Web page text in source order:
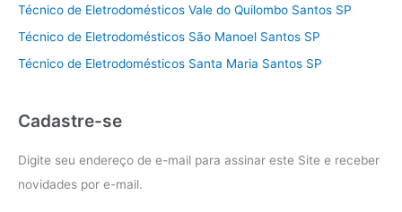
Técnico de Eletrodomésticos Vale do Quilombo Santos SP
Técnico de Eletrodomésticos São Manoel Santos SP
Técnico de Eletrodomésticos Santa Maria Santos SP
Cadastre-se
Digite seu endereço de e-mail para assinar este Site e receber
novidades por e-mail.